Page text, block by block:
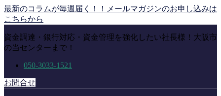
コ
ン
ン
ツ
動
ナ
ビ
ー
シ
に
移
最新のコラムが毎週届く！！メールマガジンのお申し込みは
こちらから
資金調達・銀行対応・資金管理を強化したい社長様！大阪市
の当センターまで！
050-3033-1521
お問合せ